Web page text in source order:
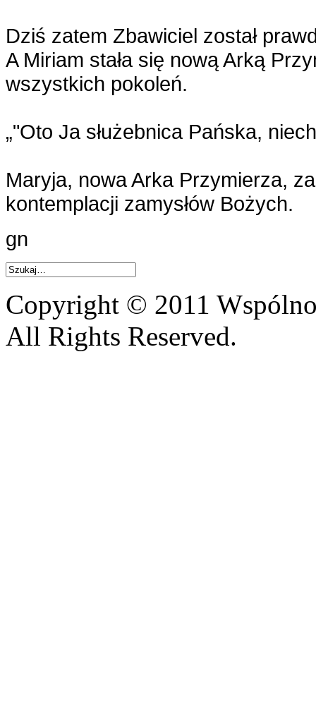
Dziś zatem Zbawiciel został
A Miriam stała się nową Arką
wszystkich pokoleń.
„"Oto Ja służebnica Pańska,
Maryja, nowa Arka Przymierza,
kontemplacji zamysłów Bożych.
gn
Copyright © 2011
All Rights Reserved.